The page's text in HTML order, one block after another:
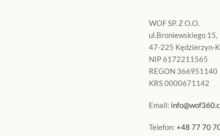
WOF SP. Z O.O.
ul.Broniewskiego 15,
47-225 Kędzierzyn-
NIP 6172211565
REGON 366951140
KRS 0000671142
Email:
Telefon: +48 77 70